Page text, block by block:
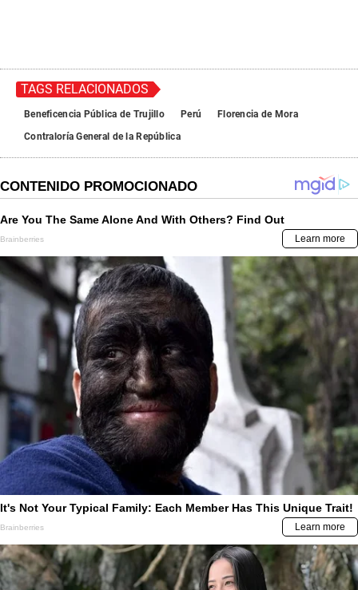
TAGS RELACIONADOS
Beneficencia Pública de Trujillo Perú
Florencia de Mora
Contraloría General de la República